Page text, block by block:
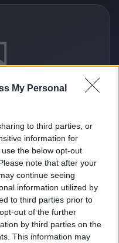
My Personal
to third parties, or
information for
the below opt-out
note that after your
continue seeing
information utilized by
to third parties prior to
out of the further
by third parties on the
This information may
talouteen
Finago Procountor
rahaa.